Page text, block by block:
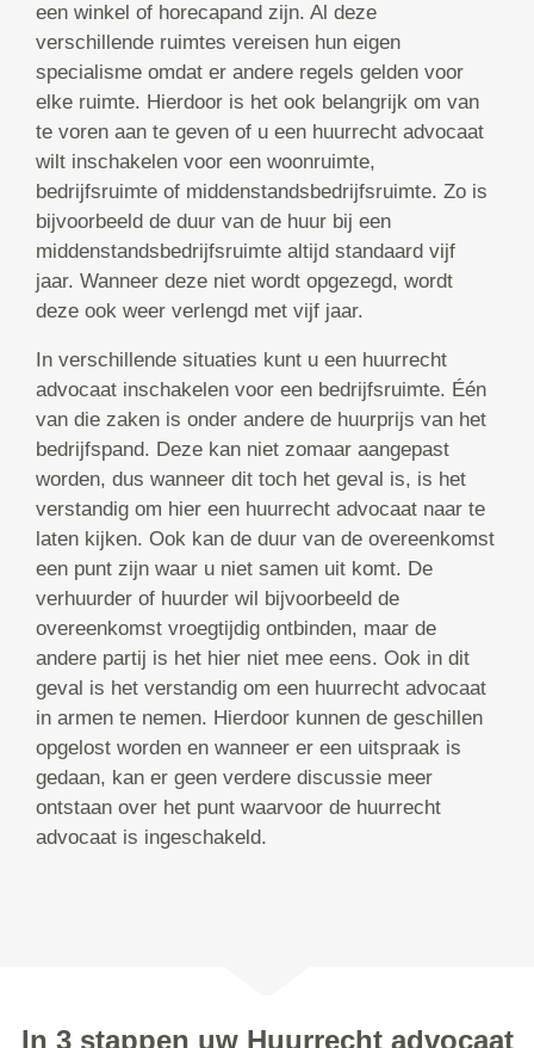
een winkel of horecapand zijn. Al deze
verschillende ruimtes vereisen hun eigen
specialisme omdat er andere regels gelden voor
elke ruimte. Hierdoor is het ook belangrijk om van
te voren aan te geven of u een huurrecht advocaat
wilt inschakelen voor een woonruimte,
bedrijfsruimte of middenstandsbedrijfsruimte. Zo is
bijvoorbeeld de duur van de huur bij een
middenstandsbedrijfsruimte altijd standaard vijf
jaar. Wanneer deze niet wordt opgezegd, wordt
deze ook weer verlengd met vijf jaar.
In verschillende situaties kunt u een huurrecht
advocaat inschakelen voor een bedrijfsruimte. Één
van die zaken is onder andere de huurprijs van het
bedrijfspand. Deze kan niet zomaar aangepast
worden, dus wanneer dit toch het geval is, is het
verstandig om hier een huurrecht advocaat naar te
laten kijken. Ook kan de duur van de overeenkomst
een punt zijn waar u niet samen uit komt. De
verhuurder of huurder wil bijvoorbeeld de
overeenkomst vroegtijdig ontbinden, maar de
andere partij is het hier niet mee eens. Ook in dit
geval is het verstandig om een huurrecht advocaat
in armen te nemen. Hierdoor kunnen de geschillen
opgelost worden en wanneer er een uitspraak is
gedaan, kan er geen verdere discussie meer
ontstaan over het punt waarvoor de huurrecht
advocaat is ingeschakeld.
In 3 stappen uw Huurrecht advocaat